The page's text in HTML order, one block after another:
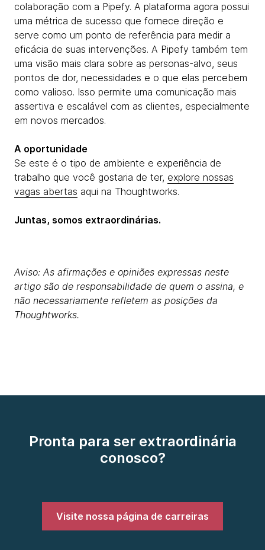
colaboração com a Pipefy. A plataforma agora possui
uma métrica de sucesso que fornece direção e
serve como um ponto de referência para medir a
eficácia de suas intervenções. A Pipefy também tem
uma visão mais clara sobre as personas-alvo, seus
pontos de dor, necessidades e o que elas percebem
como valioso. Isso permite uma comunicação mais
assertiva e escalável com as clientes, especialmente
em novos mercados.
A oportunidade
Se este é o tipo de ambiente e experiência de
trabalho que você gostaria de ter, explore nossas
vagas abertas aqui na Thoughtworks.
Juntas, somos extraordinárias.
Aviso: As afirmações e opiniões expressas neste
artigo são de responsabilidade de quem o assina, e
não necessariamente refletem as posições da
Thoughtworks.
Pronta para ser extraordinária
conosco?
Visite nossa página de carreiras